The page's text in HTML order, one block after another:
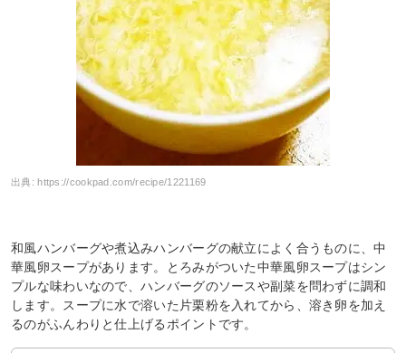
出典: https://cookpad.com/recipe/1221169
和風ハンバーグや煮込みハンバーグの献立によく合うものに、中
華風卵スープがあります。とろみがついた中華風卵スープはシン
プルな味わいなので、ハンバーグのソースや副菜を問わずに調和
します。スープに水で溶いた片栗粉を入れてから、溶き卵を加え
るのがふんわりと仕上げるポイントです。